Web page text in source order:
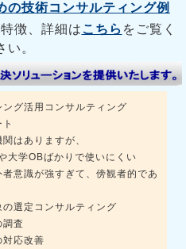
の技術コンサルティング例
徴、詳細は こちら をご覧く
い。
グ活用コンサルティング
ありますが、
ばかりで使いにくい
が強すぎて、傍観者的であ
選定コンサルティング
査
応改善